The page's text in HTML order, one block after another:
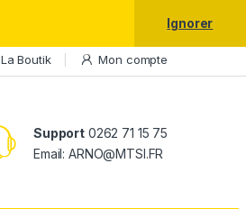
La Boutik Mon compte
Support0262 71 15 75
Email: ARNO@MTSI.FR
Ignorer